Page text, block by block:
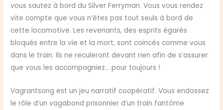
vous sautez à bord du Silver Ferryman. Vous vous rendez
vite compte que vous n’êtes pas tout seuls à bord de
cette locomotive. Les revenants, des esprits égarés
bloqués entre la vie et la mort, sont coincés comme vous
dans le train. Ils ne reculeront devant rien afin de s’assurer
que vous les accompagniez… pour toujours !
Vagrantsong est un jeu narratif coopératif. Vous endossez
le rôle d’un vagabond prisonnier d’un train fantôme